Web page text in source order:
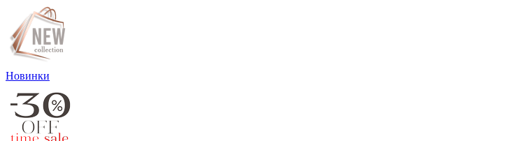
Новинки